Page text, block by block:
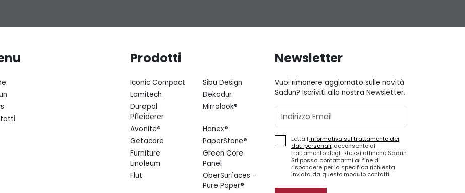
Prodotti
Iconic Compact
Sibu Design
Lamitech
Dekodur
Duropal
Pfleiderer
Mirrolook®
Avonite®
Hanex®
Getacore
PaperStone®
Furniture
Linoleum
Green Core
Panel
Flut
OberSurfaces -
Pure Paper®
Newsletter
Vuoi rimanere aggiornato sulle novità
Sadun? Iscriviti alla nostra Newsletter.
Email
Letta l'informativa sul trattamento dei
dati personali, acconsento al
trattamento degli stessi affinché Sadun
Srl possa contattarmi al fine di
rispondere per la specifica richiesta
inviata da questo modulo contatti.